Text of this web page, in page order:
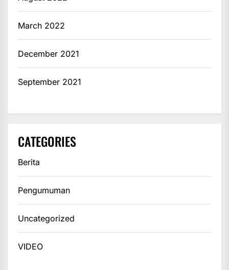
March 2022
December 2021
September 2021
CATEGORIES
Berita
Pengumuman
Uncategorized
VIDEO